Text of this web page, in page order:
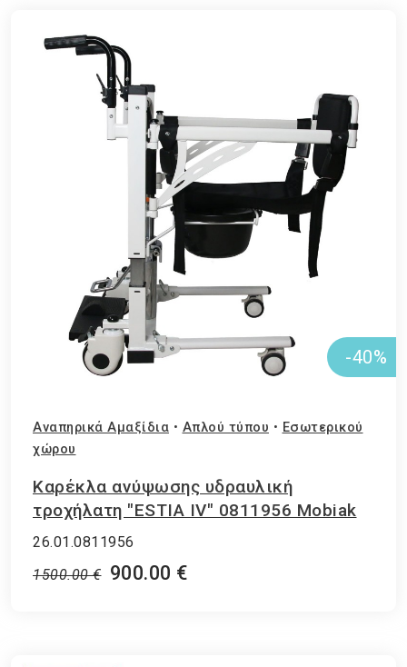
-40%
Αναπηρικά Αμαξίδια • Απλού τύπου • Εσωτερικού
χώρου
Καρέκλα ανύψωσης υδραυλική
τροχήλατη "ESTIA IV" 0811956 Mobiak
26.01.0811956
1500.00 € 900.00 €